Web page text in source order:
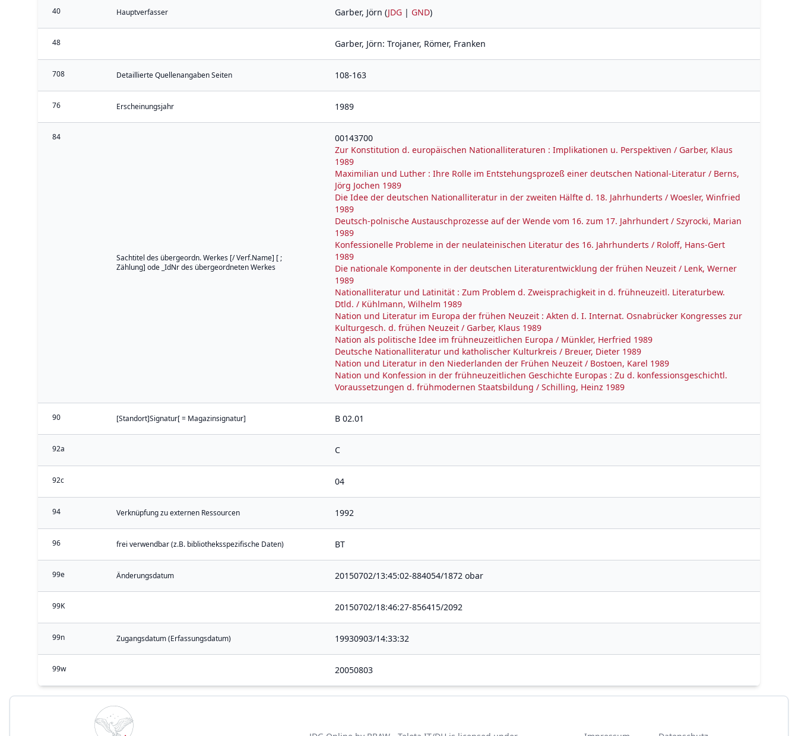
40 Hauptverfasser Garber, Jörn (JDG | GND)
48 Garber, Jörn: Trojaner, Römer, Franken
708 Detaillierte Quellenangaben Seiten 108-163
76 Erscheinungsjahr 1989
84
Sachtitel des übergeordn. Werkes [/ Verf.Name] [ ;
Zählung] ode _IdNr des übergeordneten Werkes
00143700
Zur Konstitution d. europäischen Nationalliteraturen : Implikationen u. Perspektiven / Garber, Klaus
1989
Maximilian und Luther : Ihre Rolle im Entstehungsprozeß einer deutschen National-Literatur / Berns,
Jörg Jochen 1989
Die Idee der deutschen Nationalliteratur in der zweiten Hälfte d. 18. Jahrhunderts / Woesler, Winfried
1989
Deutsch-polnische Austauschprozesse auf der Wende vom 16. zum 17. Jahrhundert / Szyrocki, Marian
1989
Konfessionelle Probleme in der neulateinischen Literatur des 16. Jahrhunderts / Roloff, Hans-Gert
1989
Die nationale Komponente in der deutschen Literaturentwicklung der frühen Neuzeit / Lenk, Werner
1989
Nationalliteratur und Latinität : Zum Problem d. Zweisprachigkeit in d. frühneuzeitl. Literaturbew.
Dtld. / Kühlmann, Wilhelm 1989
Nation und Literatur im Europa der frühen Neuzeit : Akten d. I. Internat. Osnabrücker Kongresses zur
Kulturgesch. d. frühen Neuzeit / Garber, Klaus 1989
Nation als politische Idee im frühneuzeitlichen Europa / Münkler, Herfried 1989
Deutsche Nationalliteratur und katholischer Kulturkreis / Breuer, Dieter 1989
Nation und Literatur in den Niederlanden der Frühen Neuzeit / Bostoen, Karel 1989
Nation und Konfession in der frühneuzeitlichen Geschichte Europas : Zu d. konfessionsgeschichtl.
Voraussetzungen d. frühmodernen Staatsbildung / Schilling, Heinz 1989
90 [Standort]Signatur[ = Magazinsignatur] B 02.01
92a C
92c 04
94 Verknüpfung zu externen Ressourcen 1992
96 frei verwendbar (z.B. bibliotheksspezifische Daten) BT
99e Änderungsdatum 20150702/13:45:02-884054/1872 obar
99K 20150702/18:46:27-856415/2092
99n Zugangsdatum (Erfassungsdatum) 19930903/14:33:32
99w 20050803